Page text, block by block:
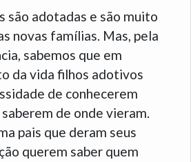
são adotadas e são muito
novas famílias. Mas, pela
sabemos que em
da vida filhos adotivos
de conhecerem
de onde vieram.
pais que deram seus
querem saber quem